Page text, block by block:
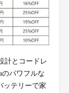
計とコードレ
のパワフルな
ッテリーで家